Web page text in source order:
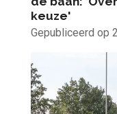
keuze'
Gepubliceerd op